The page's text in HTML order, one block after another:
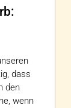
dass
den
wenn